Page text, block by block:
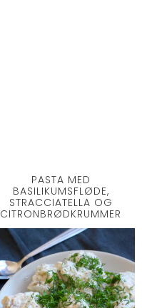
PASTA MED
BASILIKUMSFLØDE,
STRACCIATELLA OG
CITRONBRØDKRUMMER